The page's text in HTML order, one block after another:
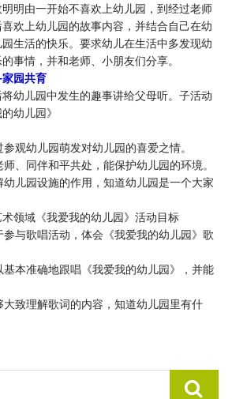
由一开始不喜欢上幼儿园，到经过老师
欢上幼儿园的故事内容，并结合自己在幼
生活的快乐。要求幼儿在生活中多发现幼
事情，并和老师、小朋友们分享。
园共育
儿园中发生的趣事讲给父母听。子活动
幼儿园》
幼儿园萌发对幼儿园的喜爱之情。
同伴和平共处，能保护幼儿园的环境。
儿园设施的作用，知道幼儿园是一个大家
域《我爱我的幼儿园》活动目标
与歌唱活动，体会《我爱我的幼儿园》歌
本准确地跟唱《我爱我的幼儿园》，并能
致理解歌词的内容，知道幼儿园里有什